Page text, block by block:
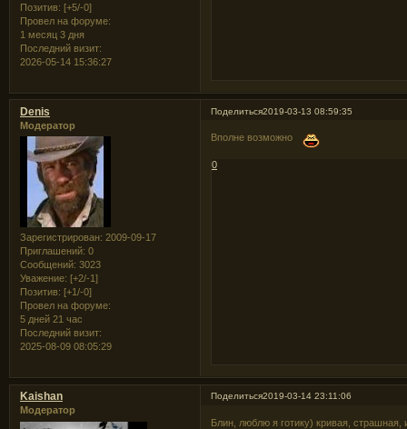
Позитив: [+5/-0]
Провел на форуме:
1 месяц 3 дня
Последний визит:
2026-05-14 15:36:27
Поделиться2019-03-13 08:59:35
Denis
Модератор
Зарегистрирован: 2009-09-17
Приглашений: 0
Сообщений: 3023
Уважение: [+2/-1]
Позитив: [+1/-0]
Провел на форуме:
5 дней 21 час
Последний визит:
2025-08-09 08:05:29
Вполне возможно
0
Поделиться2019-03-14 23:11:06
Kaishan
Модератор
Блин, люблю я готику) кривая,